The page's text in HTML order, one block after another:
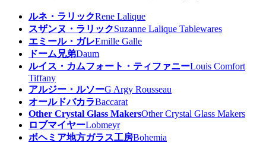
ルネ・ラリックRene Lalique
スザンヌ・ラリックSuzanne Lalique Tablewares
エミール・ガレEmille Galle
ドーム兄弟Daum
ルイス・カムフォート・ティファニーLouis Comfort
Tiffany
アルジー・ルソーG Argy Rousseau
オールドバカラBaccarat
Other Crystal Glass MakersOther Crystal Glass Makers
ロブマイヤーLobmeyr
ボヘミア地方ガラス工房Bohemia